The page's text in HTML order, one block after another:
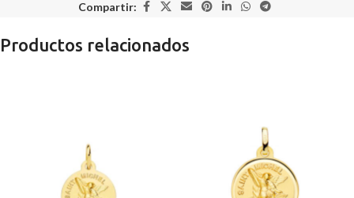
Compartir:
Productos relacionados